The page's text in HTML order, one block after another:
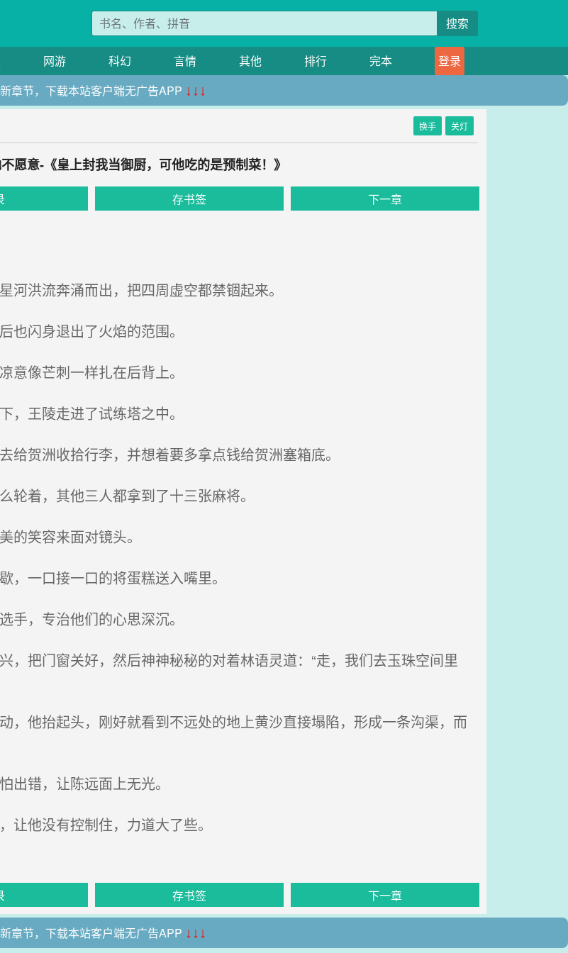
搜索
网游 科幻 言情 其他 排行 完本
登录
章节，下载本站客户端无广告APP ↓↓↓
换手 关灯
愿意-《皇上封我当御厨，可他吃的是预制菜！》
存书签 下一章
洪流奔涌而出，把四周虚空都禁锢起来。
闪身退出了火焰的范围。
像芒刺一样扎在后背上。
王陵走进了试练塔之中。
贺洲收拾行李，并想着要多拿点钱给贺洲塞箱底。
着，其他三人都拿到了十三张麻将。
笑容来面对镜头。
一口接一口的将蛋糕送入嘴里。
，专治他们的心思深沉。
把门窗关好，然后神神秘秘的对着林语灵道：“走，我们去玉珠空间里
他抬起头，刚好就看到不远处的地上黄沙直接塌陷，形成一条沟渠，而
错，让陈远面上无光。
他没有控制住，力道大了些。
存书签 下一章
章节，下载本站客户端无广告APP ↓↓↓